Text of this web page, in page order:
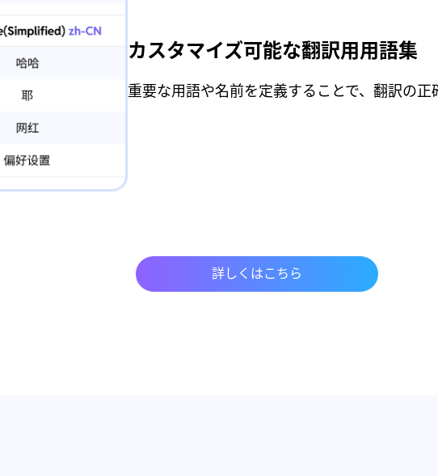
カスタマイズ可能な翻訳用用語集
重要な用語や名前を定義することで、翻訳の
詳しくはこちら